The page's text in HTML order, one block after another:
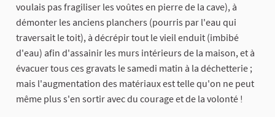
voulais pas fragiliser les voûtes en pierre de la cave), à
démonter les anciens planchers (pourris par l'eau qui
traversait le toit), à décrépir tout le vieil enduit (imbibé
d'eau) afin d'assainir les murs intérieurs de la maison, et à
évacuer tous ces gravats le samedi matin à la déchetterie ;
mais l'augmentation des matériaux est telle qu'on ne peut
même plus s'en sortir avec du courage et de la volonté !